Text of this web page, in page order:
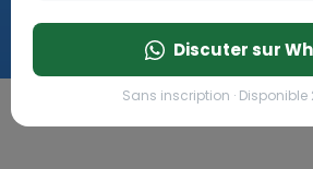
Discuter sur
Sans inscription ·